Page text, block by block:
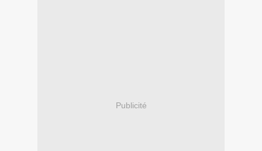
Publicité